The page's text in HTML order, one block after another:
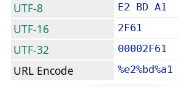
UTF-8 E2 BD A1
UTF-16 2F61
UTF-32 00002F61
URL Encode %e2%bd%a1